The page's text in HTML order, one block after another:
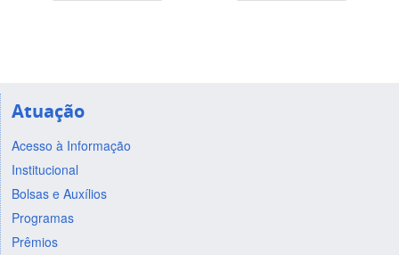
Atuação
Acesso à Informação
Institucional
Bolsas e Auxílios
Programas
Prêmios